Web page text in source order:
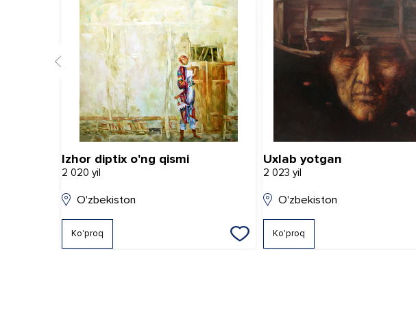
Izhor diptix o'ng qismi
2 020 yil
O'zbekiston
Ko'proq
Uxlab yotgan
2 023 yil
O'zbekiston
Ko'proq